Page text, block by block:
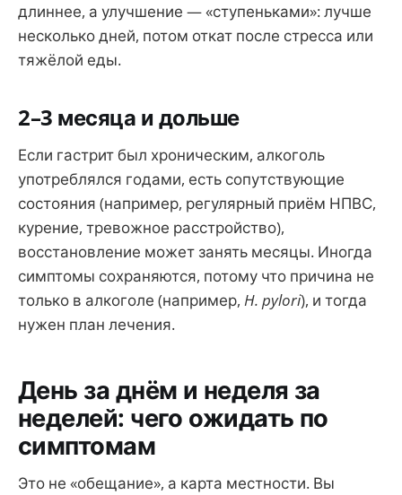
длиннее, а улучшение — «ступеньками»: лучше
несколько дней, потом откат после стресса или
тяжёлой еды.
2–3 месяца и дольше
Если гастрит был хроническим, алкоголь
употреблялся годами, есть сопутствующие
состояния (например, регулярный приём НПВС,
курение, тревожное расстройство),
восстановление может занять месяцы. Иногда
симптомы сохраняются, потому что причина не
только в алкоголе (например, H. pylori), и тогда
нужен план лечения.
День за днём и неделя за
неделей: чего ожидать по
симптомам
Это не «обещание», а карта местности. Вы